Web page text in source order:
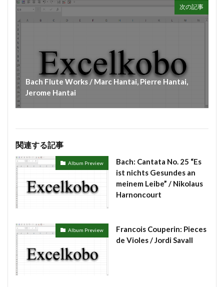
次の記事
Bach Flute Works / Marc Hantai, Pierre Hantai,
Jerome Hantai
関連する記事
Album Preview
Bach: Cantata No. 25 “Es
ist nichts Gesundes an
meinem Leibe” / Nikolaus
Harnoncourt
Album Preview
Francois Couperin: Pieces
de Violes / Jordi Savall